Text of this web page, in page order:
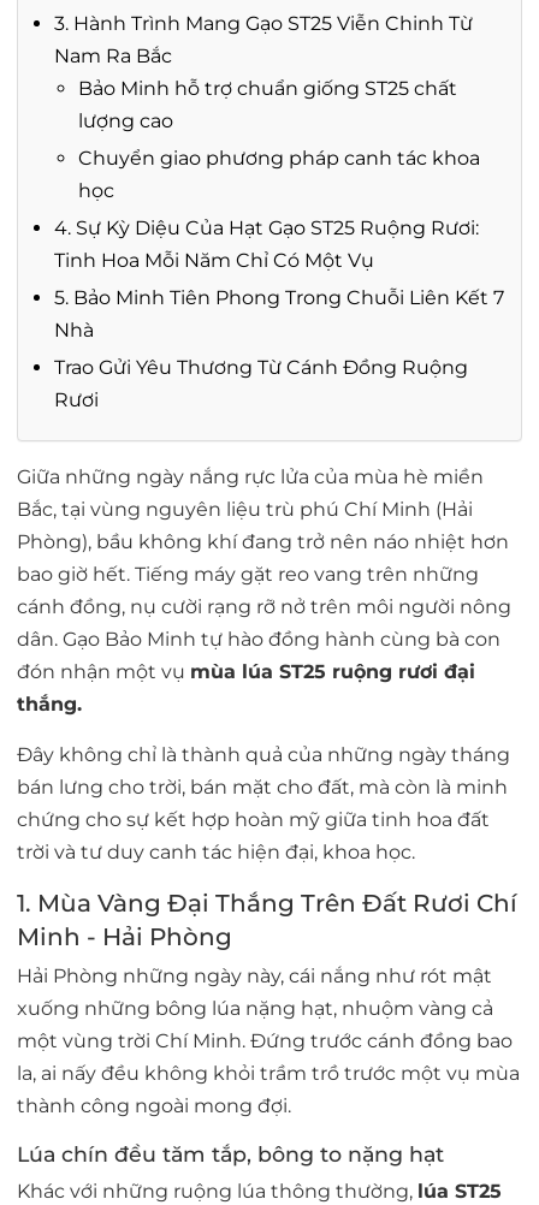
3. Hành Trình Mang Gạo ST25 Viễn Chinh Từ
Nam Ra Bắc
Bảo Minh hỗ trợ chuẩn giống ST25 chất
lượng cao
Chuyển giao phương pháp canh tác khoa
học
4. Sự Kỳ Diệu Của Hạt Gạo ST25 Ruộng Rươi:
Tinh Hoa Mỗi Năm Chỉ Có Một Vụ
5. Bảo Minh Tiên Phong Trong Chuỗi Liên Kết 7
Nhà
Trao Gửi Yêu Thương Từ Cánh Đồng Ruộng
Rươi
Giữa những ngày nắng rực lửa của mùa hè miền
Bắc, tại vùng nguyên liệu trù phú Chí Minh (Hải
Phòng), bầu không khí đang trở nên náo nhiệt hơn
bao giờ hết. Tiếng máy gặt reo vang trên những
cánh đồng, nụ cười rạng rỡ nở trên môi người nông
dân. Gạo Bảo Minh tự hào đồng hành cùng bà con
đón nhận một vụ mùa lúa ST25 ruộng rươi đại
thắng.
Đây không chỉ là thành quả của những ngày tháng
bán lưng cho trời, bán mặt cho đất, mà còn là minh
chứng cho sự kết hợp hoàn mỹ giữa tinh hoa đất
trời và tư duy canh tác hiện đại, khoa học.
1. Mùa Vàng Đại Thắng Trên Đất Rươi Chí
Minh - Hải Phòng
Hải Phòng những ngày này, cái nắng như rót mật
xuống những bông lúa nặng hạt, nhuộm vàng cả
một vùng trời Chí Minh. Đứng trước cánh đồng bao
la, ai nấy đều không khỏi trầm trồ trước một vụ mùa
thành công ngoài mong đợi.
Lúa chín đều tăm tắp, bông to nặng hạt
Khác với những ruộng lúa thông thường, lúa ST25